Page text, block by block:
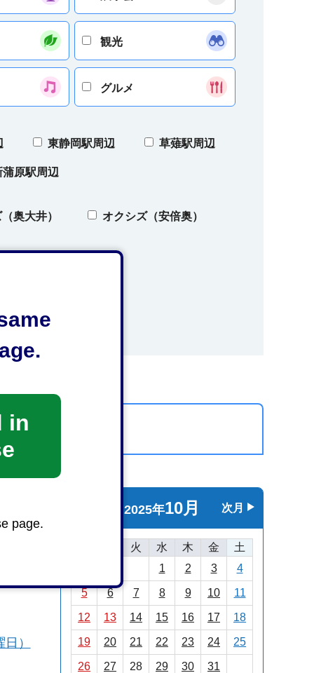
in
page.
観光
グルメ
東静岡駅周辺 草薙駅周辺
蒲原駅周辺
奥大井） オクシズ（安倍奥）
カレンダーを表示
2025年10月 次月
火 水 木 金
土
1
2 3 4
5 6 7 8 9 10 11
12 13 14 15 16 17 18
19 20 21 22 23 24 25
26 27 28 29 30 31
）